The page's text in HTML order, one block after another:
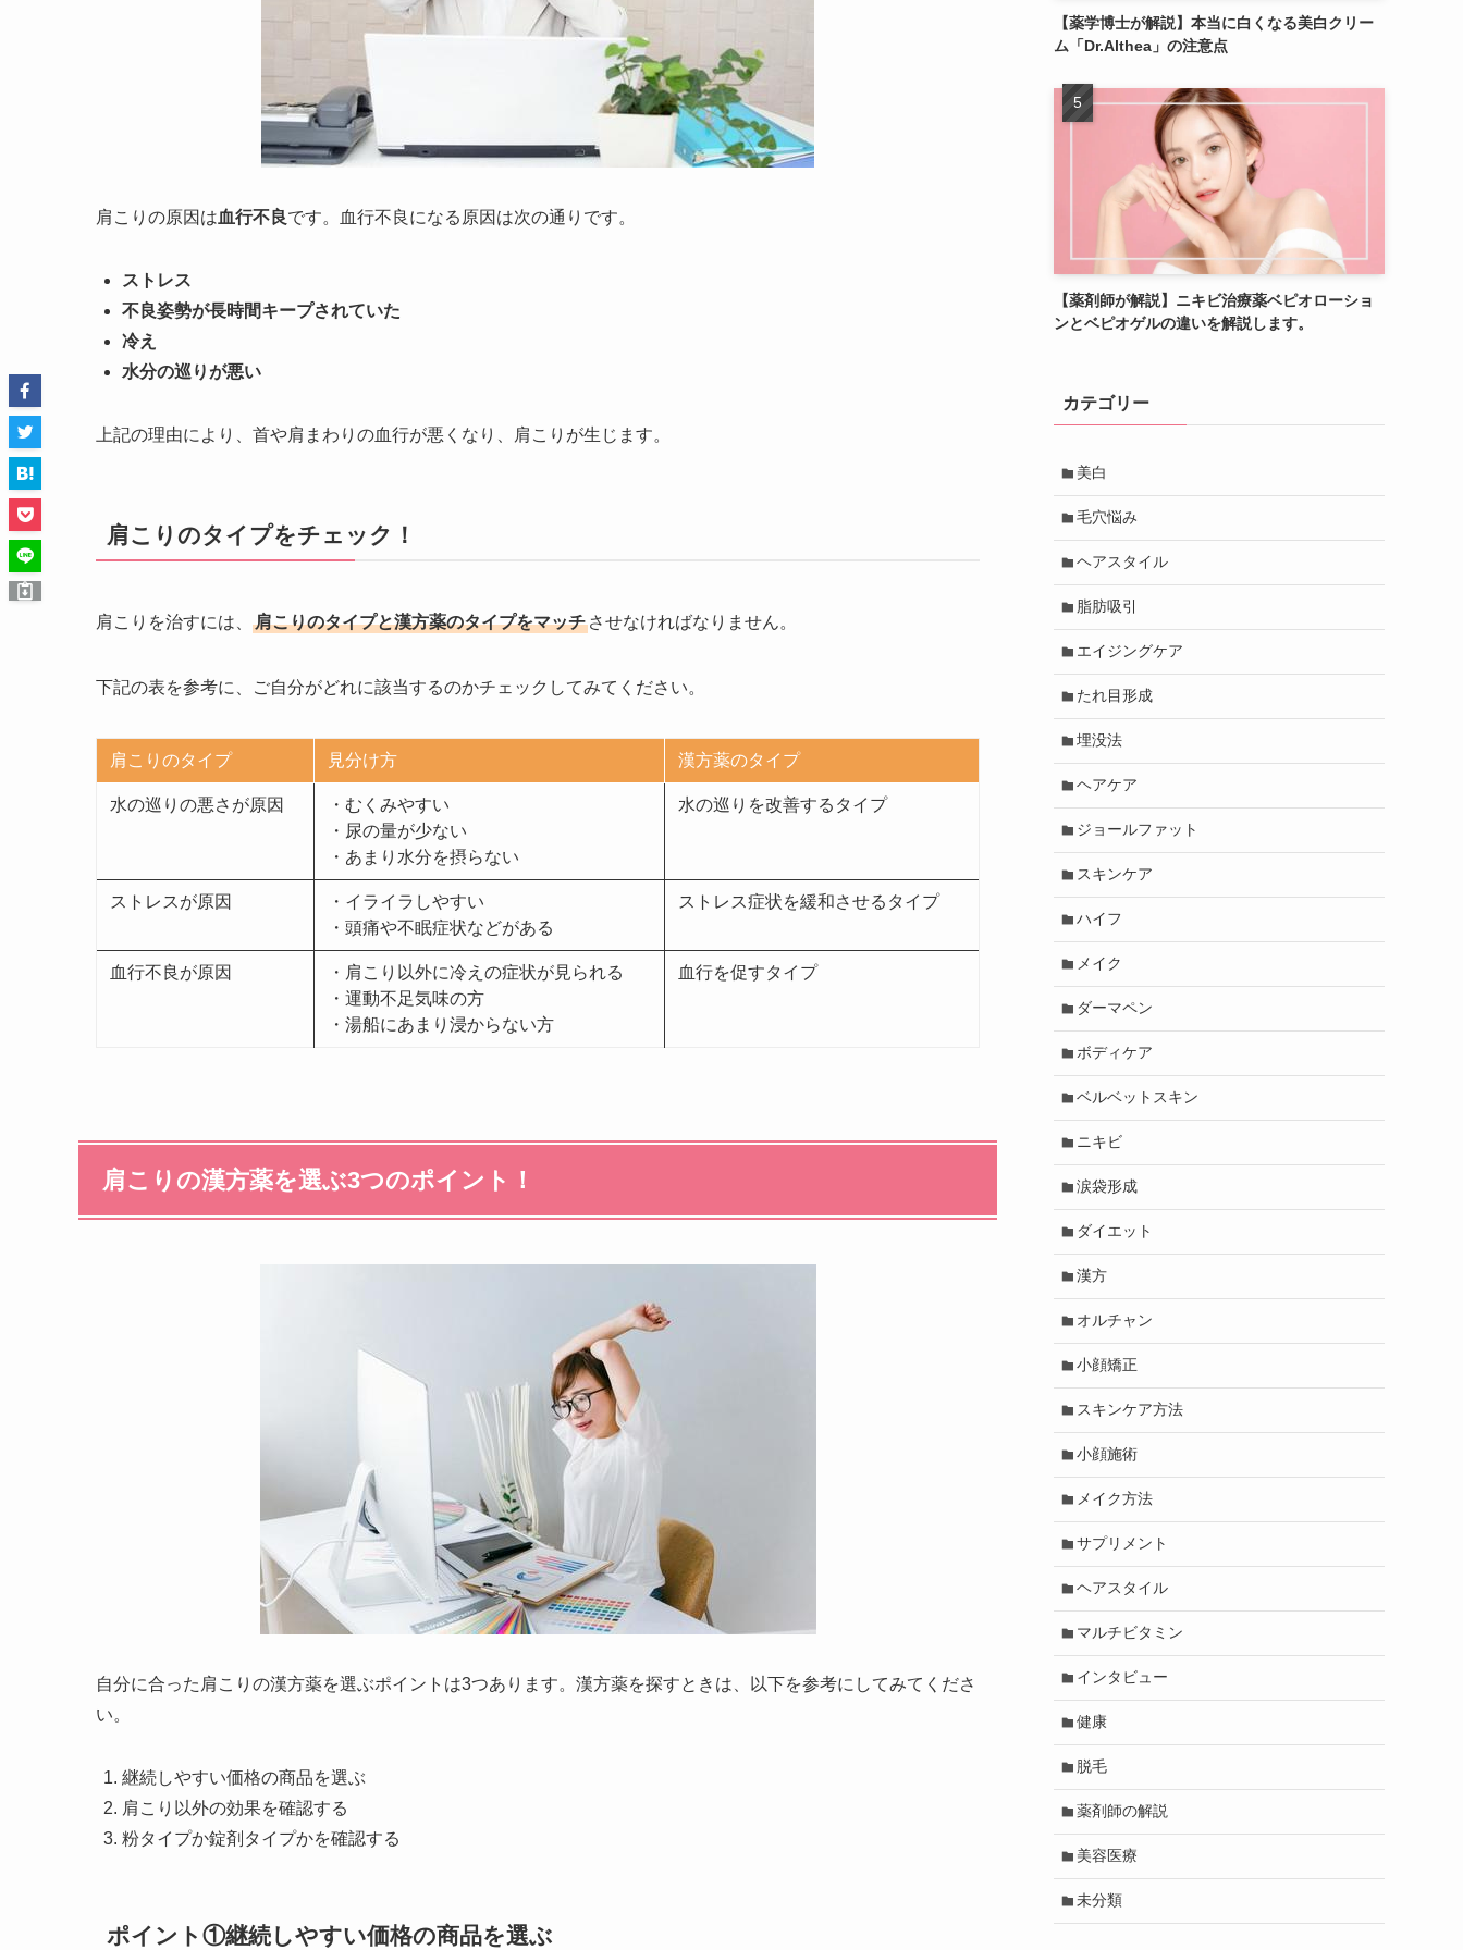
肩こりの原因は血行不良です。血行不良になる原因は次の通りです。
ストレス
不良姿勢が長時間キープされていた
冷え
水分の巡りが悪い
上記の理由により、首や肩まわりの血行が悪くなり、肩こりが生じます。
肩こりのタイプをチェック！
肩こりを治すには、 肩こりのタイプと漢方薬のタイプをマッチ させなければなりません。
下記の表を参考に、ご自分がどれに該当するのかチェックしてみてください。
肩こりのタイプ 見分け方 漢方薬のタイプ
水の巡りの悪さが原因
・むくみやすい
・尿の量が少ない
・あまり水分を摂らない
水の巡りを改善するタイプ
ストレスが原因
・イライラしやすい
・頭痛や不眠症状などがある
ストレス症状を緩和させるタイプ
血行不良が原因
・肩こり以外に冷えの症状が見られる
・運動不足気味の方
・湯船にあまり浸からない方
血行を促すタイプ
肩こりの漢方薬を選ぶ3つのポイント！
自分に合った肩こりの漢方薬を選ぶポイントは3つあります。漢方薬を探すときは、以下を参考にしてみてくださ
い。
継続しやすい価格の商品を選ぶ
肩こり以外の効果を確認する
粉タイプか錠剤タイプかを確認する
ポイント①継続しやすい価格の商品を選ぶ
【薬学博士が解説】本当に白くなる美白クリー
ム「Dr.Althea」の注意点
【薬剤師が解説】ニキビ治療薬ベピオローショ
ンとベピオゲルの違いを解説します。
カテゴリー
美白
毛穴悩み
ヘアスタイル
脂肪吸引
エイジングケア
たれ目形成
埋没法
ヘアケア
ジョールファット
スキンケア
ハイフ
メイク
ダーマペン
ボディケア
ベルベットスキン
ニキビ
涙袋形成
ダイエット
漢方
オルチャン
小顔矯正
スキンケア方法
小顔施術
メイク方法
サプリメント
ヘアスタイル
マルチビタミン
インタビュー
健康
脱毛
薬剤師の解説
美容医療
未分類